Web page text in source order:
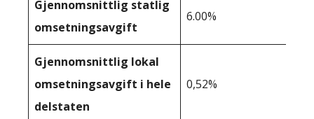
Gjennomsnittlig statlig
omsetningsavgift
6.00%
Gjennomsnittlig lokal
omsetningsavgift i hele
delstaten
0,52%